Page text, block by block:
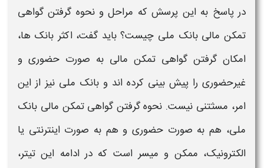
در پاسخ به این پرسش که مراحل و نحوه گرفتن گواهی
تمکن مالی بانک ملی چیست؟ باید گفت، اکثر بانک ها،
امکان گرفتن گواهی تمکن مالی به صورت حضوری و
غیرحضوری را پیش بینی کرده اند و بانک ملی نیز از این
امر، مسثتنی نیست. نحوهگرفتن گواهی تمکن مالی بانک
ملی، هم به صورت حضوری و هم به صورت اینترنتی یا
الکترونیک، ممکن و میسر است که در ادامه این تیتر،